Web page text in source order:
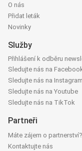
O nás
Přidat leták
Novinky
Služby
Přihlášení k odběru
Sledujte nás na
Sledujte nás na Instagram
Sledujte nás na Youtube
Sledujte nás na TikTok
Partneři
Máte zájem o partnerství?
Kontaktujte nás